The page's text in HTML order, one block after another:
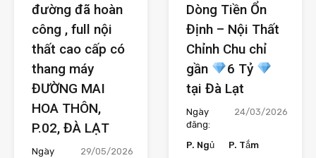
đường đã hoàn
công , full nội
thất cao cấp có
thang máy
ĐƯỜNG MAI
HOA THÔN,
P.02, ĐÀ LẠT
Ngày
29/05/2026
Dòng Tiền Ổn
Định – Nội Thất
Chỉnh Chu chỉ
gần
6 Tỷ
tại Đà Lạt
Ngày
đăng:
24/03/2026
P. Ngủ P. Tắm